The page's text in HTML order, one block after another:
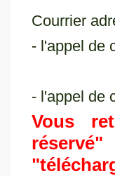
Courrier
- l'appel de
- l'appel de
Vous